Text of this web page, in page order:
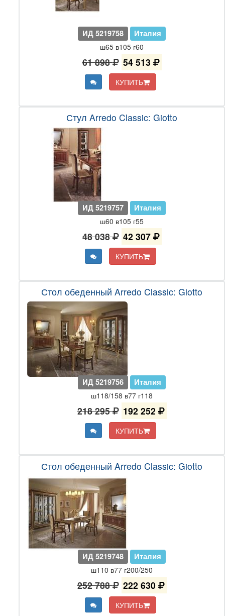
ИД 5219758 Италия
ш65 в105 г60
61 898 54 513
КУПИТЬ
Стул Arredo Classic: Giotto
ИД 5219757 Италия
ш60 в105 г55
48 038 42 307
КУПИТЬ
Стол обеденный Arredo Classic: Giotto
ИД 5219756 Италия
ш118/158 в77 г118
218 295 192 252
КУПИТЬ
Стол обеденный Arredo Classic: Giotto
ИД 5219748 Италия
ш110 в77 г200/250
252 788 222 630
КУПИТЬ